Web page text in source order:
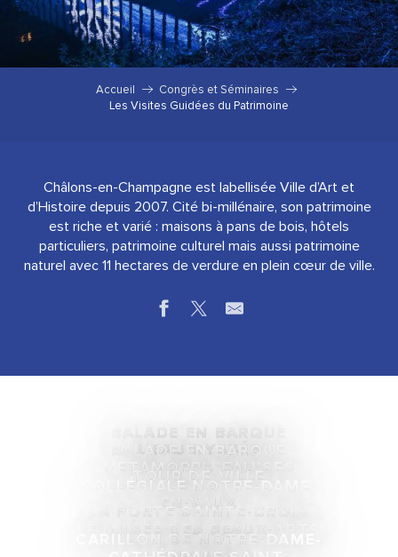
Accueil
Congrès et Séminaires
Les Visites Guidées du Patrimoine
Châlons-en-Champagne est labellisée Ville d’Art et
d’Histoire depuis 2007. Cité bi-millénaire, son patrimoine
est riche et varié : maisons à pans de bois, hôtels
particuliers, patrimoine culturel mais aussi patrimoine
naturel avec 11 hectares de verdure en plein cœur de ville.
BALADE EN BARQUE
L’EAU’DYSSÉE
BALADE EN BARQUE
MÉTAMORPH’EAU’SES
TOUR DE VILLE
COLLÉGIALE NOTRE-DAME-
EN-VAUX
LA PORTE SAINTE-CROIX
LE MUSÉE DES BEAUX-ARTS
CARILLON DE NOTRE-DAME-